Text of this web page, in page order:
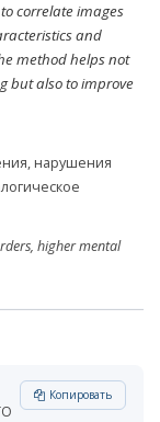
correlate images
and
method helps not
but also to improve
нарушения
higher mental
Копировать